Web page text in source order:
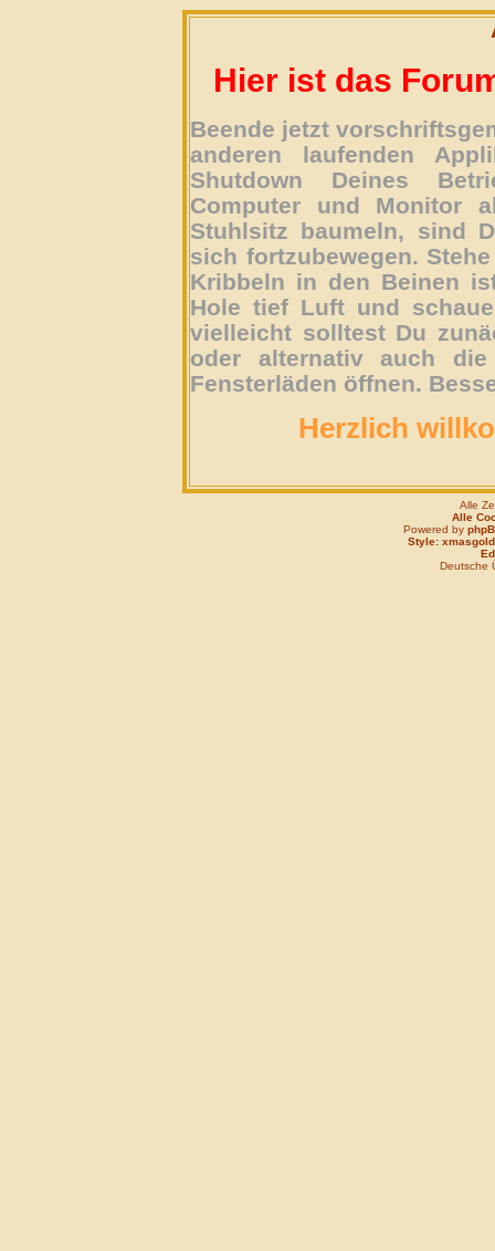
Hier ist das
Beende jetzt
anderen laufenden
Shutdown Deines
Computer und Monitor
Stuhlsitz baumeln, sind
sich fortzubewegen.
Kribbeln in den Beinen
Hole tief Luft und
vielleicht solltest Du
oder alternativ auch
Fensterläden öffnen.
Herzlich
Alle
Alle
Powered by
Style: xmasgold
Deutsche